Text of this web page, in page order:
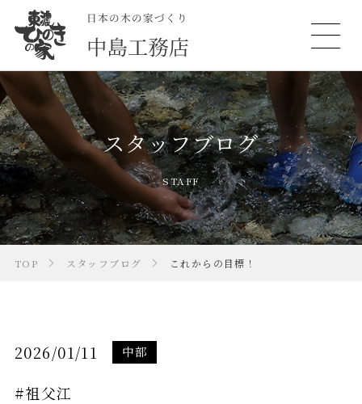
スタッフブログ
STAFF
TOP スタッフブログ これからの目標！
2026/01/11 中部
#祖父江